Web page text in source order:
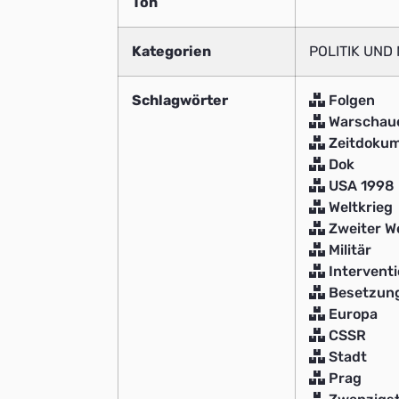
Kategorien POLITIK UND
Schlagwörter
Folgen
Dok
USA 1998
Weltkrieg
Zweiter
Militär
Europa
CSSR
Stadt
Prag